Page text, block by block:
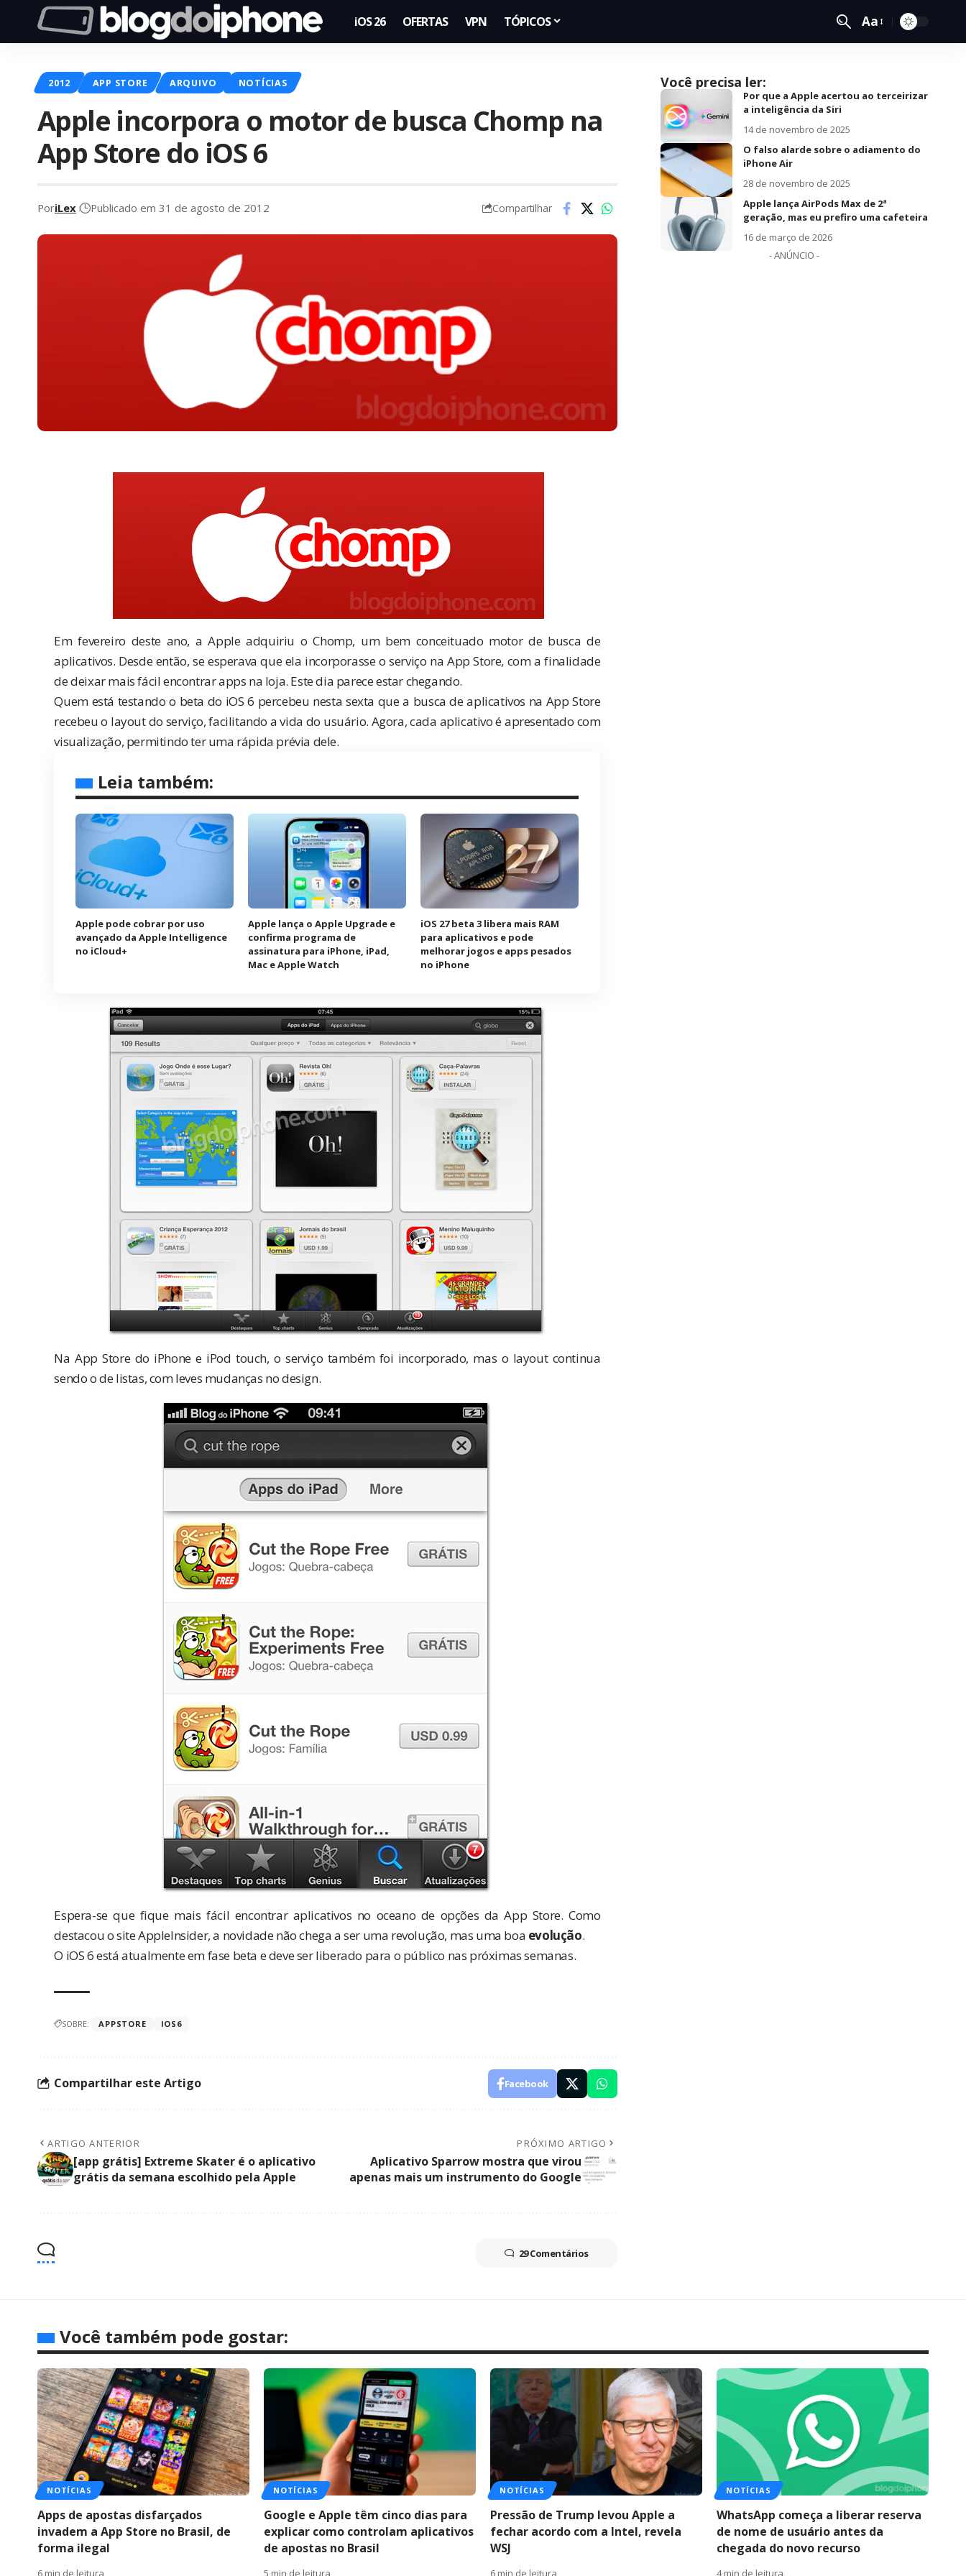
iOS 26 OFERTAS VPN TÓPICOS Aa
2012 APP STORE ARQUIVO NOTÍCIAS
Apple incorpora o motor de busca Chomp na
App Store do iOS 6
PoriLex Publicado em 31 de agosto de 2012 Compartilhar
Em fevereiro deste ano, a Apple adquiriu oChomp, um bem conceituado motor de busca de
aplicativos. Desde então, se esperava que ela incorporasse o serviço na App Store, com a finalidade
de deixar mais fácil encontrar apps na loja. Este dia parece estar chegando.
Quem está testando o beta do iOS 6 percebeu nesta sexta que a busca de aplicativos na App Store
recebeu o layout do serviço, facilitando a vida do usuário. Agora, cada aplicativo é apresentado com
visualização, permitindo ter uma rápida prévia dele.
Leia também:
Apple pode cobrar por uso
avançado da Apple Intelligence
no iCloud+
Apple lança o Apple Upgrade e
confirma programa de
assinatura para iPhone, iPad,
Mac e Apple Watch
iOS 27 beta 3 libera mais RAM
para aplicativos e pode
melhorar jogos e apps pesados
no iPhone
Na App Store do iPhone e iPod touch, o serviço também foi incorporado, mas o layout continua
sendo o de listas, com leves mudanças no design.
Espera-se que fique mais fácil encontrar aplicativos no oceano de opções da App Store. Como
destacou o siteAppleInsider, a novidade não chega a ser uma revolução, mas uma boa evolução.
O iOS 6 está atualmente em fase beta e deve ser liberado para o público nas próximas semanas.
SOBRE: APPSTORE IOS6
Compartilhar este Artigo Facebook
ARTIGO ANTERIOR
[app grátis] Extreme Skater é o aplicativo
grátis da semana escolhido pela Apple
PRÓXIMO ARTIGO
Aplicativo Sparrow mostra que virou
apenas mais um instrumento do Google
29 Comentários
Você precisa ler:
Por que a Apple acertou ao terceirizar
a inteligência da Siri
14 de novembro de 2025
O falso alarde sobre o adiamento do
iPhone Air
28 de novembro de 2025
Apple lança AirPods Max de 2ª
geração, mas eu prefiro uma cafeteira
16 de março de 2026
- ANÚNCIO -
Você também pode gostar:
NOTÍCIAS
Apps de apostas disfarçados
invadem a App Store no Brasil, de
forma ilegal
6 min de leitura
NOTÍCIAS
Google e Apple têm cinco dias para
explicar como controlam aplicativos
de apostas no Brasil
5 min de leitura
NOTÍCIAS
Pressão de Trump levou Apple a
fechar acordo com a Intel, revela
WSJ
6 min de leitura
NOTÍCIAS
WhatsApp começa a liberar reserva
de nome de usuário antes da
chegada do novo recurso
4 min de leitura